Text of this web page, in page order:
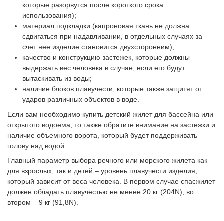
которые разорвутся после короткого срока
использования);
материал подкладки (капроновая ткань не должна
сдвигаться при надавливании, в отдельных случаях за
счет нее изделие становится двухсторонним);
качество и конструкцию застежек, которые должны
выдержать вес человека в случае, если его будут
вытаскивать из воды;
наличие блоков плавучести, которые также защитят от
ударов различных объектов в воде.
Если вам необходимо купить детский жилет для бассейна или
открытого водоема, то также обратите внимание на застежки и
наличие объемного ворота, который будет поддерживать
голову над водой.
Главный параметр выбора речного или морского жилета как
для взрослых, так и детей – уровень плавучести изделия,
который зависит от веса человека. В первом случае спасжилет
должен обладать плавучестью не менее 20 кг (204N), во
втором – 9 кг (91,8N).